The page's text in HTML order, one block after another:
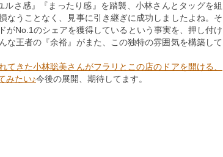
さ感』『まったり感』を踏襲、小林さんとタッグを組
なうことなく、見事に引き継ぎに成功しましたよね。そ
がNo.1のシェアを獲得しているという事実を、押し付け
な王者の『余裕』がまた、この独特の雰囲気を構築して
てきた小林聡美さんがフラリとこの店のドアを開ける、
みたい♪今後の展開、期待してます。